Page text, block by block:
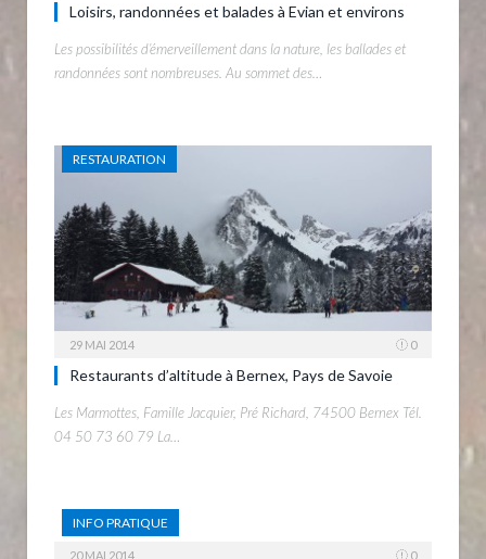
Loisirs, randonnées et balades à Evian et environs
Les possibilités d’émerveillement dans la nature, les ballades et
randonnées sont nombreuses. Au sommet des…
RESTAURATION
29 MAI 2014 0
Restaurants d’altitude à Bernex, Pays de Savoie
Les Marmottes, Famille Jacquier, Pré Richard, 74500 Bernex Tél.
04 50 73 60 79 La…
INFO PRATIQUE
20 MAI 2014 0